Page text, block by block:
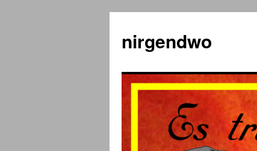
springen
nirgendwo